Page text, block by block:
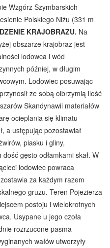
Wzgórz Szymbarskich
Polskiego Niżu (331 m
KRAJOBRAZU. Na
obszarze krajobraz jest
lodowca i wód
później, w długim
Lodowiec posuwając
ze sobą olbrzymią ilość
Skandynawii materiałów
ocieplania się klimatu
a ustępując pozostawiał
piasku i gliny,
gęsto odłamkami skał. W
lodowiec powraca
za każdym razem
gruzu. Teren Pojezierza
postoju i wielokrotnych
Usypane u jego czoła
rozrzucone pasma
wałów utworzyły